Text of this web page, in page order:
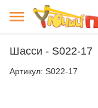
Шасси - S022-17
Артикул: S022-17